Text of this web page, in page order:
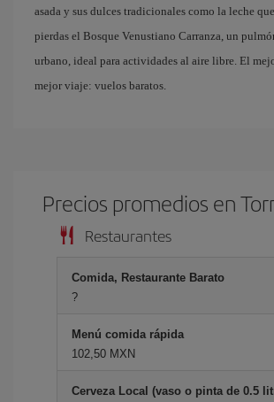
asada y sus dulces tradicionales como la leche
pierdas el Bosque Venustiano Carranza, un
urbano, ideal para actividades al aire libre. El
mejor viaje: vuelos baratos.
Precios promedios en
Restaurantes
Comida, Restaurante Barato
?
Menú comida rápida
102,50 MXN
Cerveza Local (vaso o pinta de 0.5